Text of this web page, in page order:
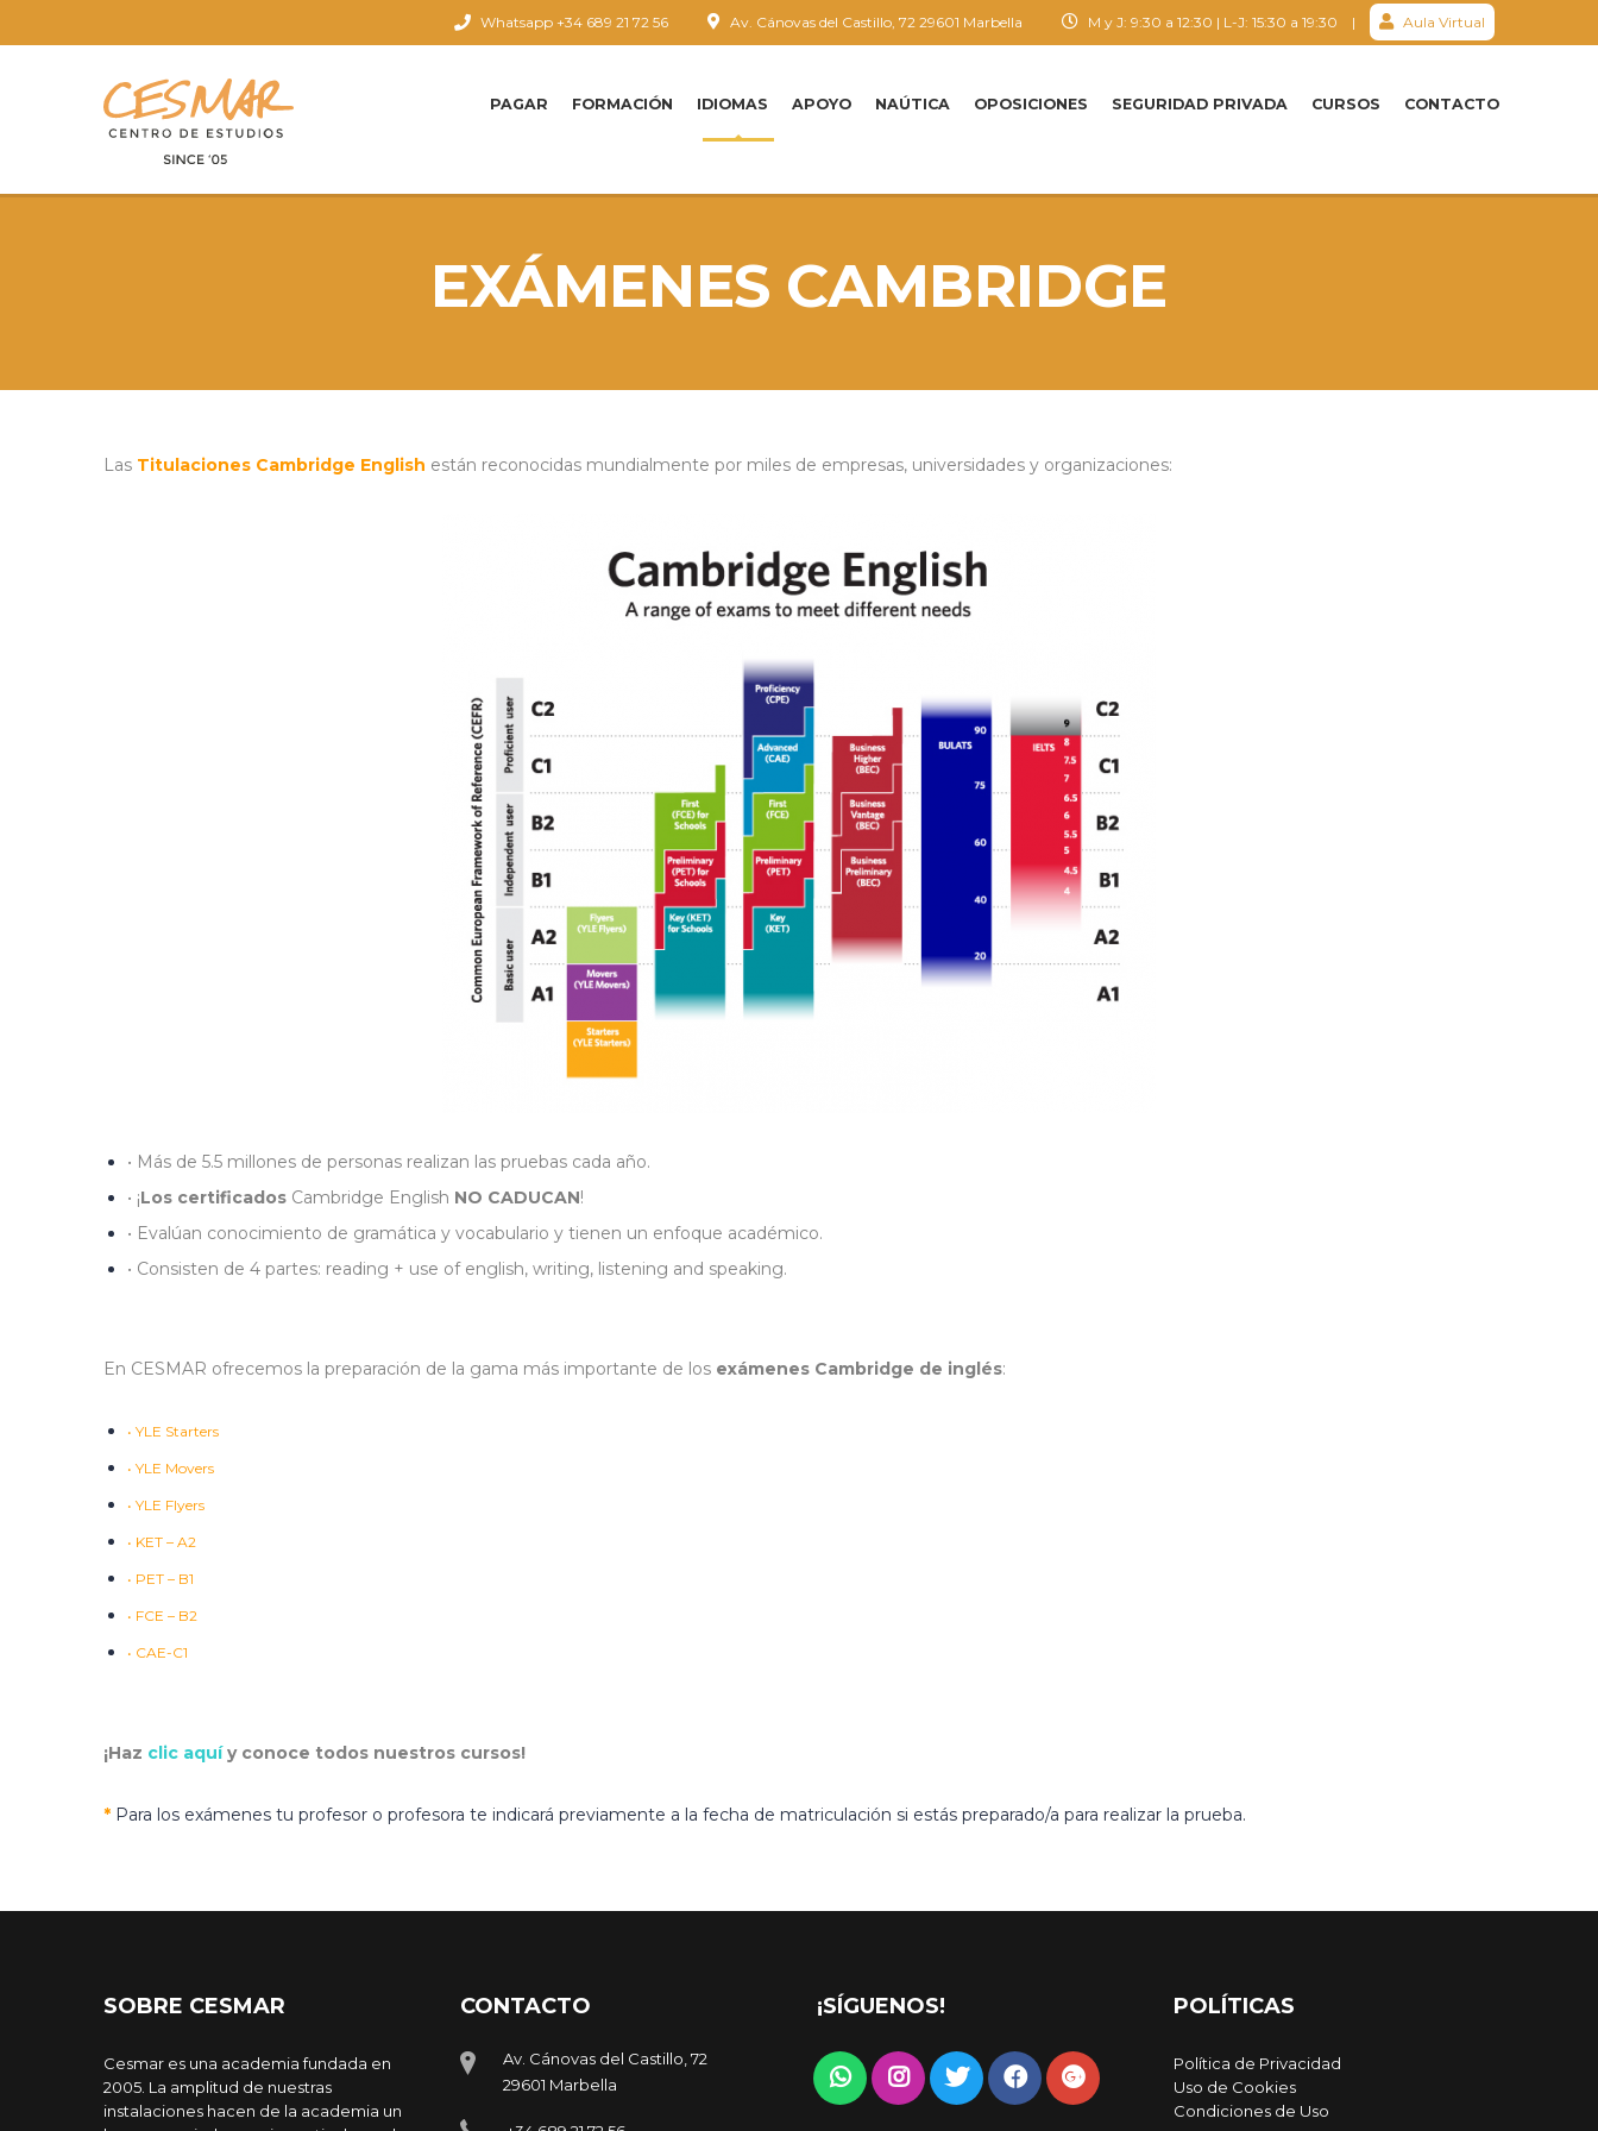
M y J: 9:30 a 12:30 | L-J: 15:30 a 19:30 | Aula Virtual
Av. Cánovas del Castillo, 72 29601 Marbella
Whatsapp +34 689 21 72 56
PAGAR FORMACIÓN IDIOMAS APOYO NAÚTICA OPOSICIONES SEGURIDAD PRIVADA CURSOS CONTACTO
EXÁMENES CAMBRIDGE
Las Titulaciones Cambridge English están reconocidas mundialmente por miles de empresas, universidades y organizaciones:
• Más de 5.5 millones de personas realizan las pruebas cada año.
• ¡Los certificados Cambridge English NO CADUCAN!
• Evalúan conocimiento de gramática y vocabulario y tienen un enfoque académico.
• Consisten de 4 partes: reading + use of english, writing, listening and speaking.
En CESMAR ofrecemos la preparación de la gama más importante de los exámenes Cambridge de inglés:
• YLE Starters
• YLE Movers
• YLE Flyers
• KET – A2
• PET – B1
• FCE – B2
• CAE-C1
¡Haz clic aquíy conoce todos nuestros cursos!
* Para los exámenes tu profesor o profesora te indicará previamente a la fecha de matriculación si estás preparado/a para realizar la prueba.
SOBRE CESMAR
Cesmar es una academia fundada en
2005. La amplitud de nuestras
instalaciones hacen de la academia un
CONTACTO
Av. Cánovas del Castillo, 72
29601 Marbella
¡SÍGUENOS! POLÍTICAS
Política de Privacidad
Uso de Cookies
Condiciones de Uso